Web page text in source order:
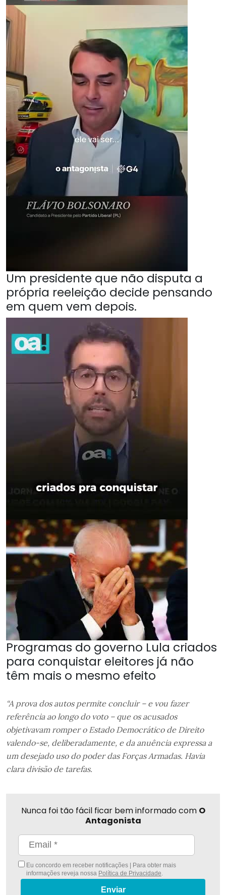
Um presidente que não disputa a
própria reeleição decide pensando
em quem vem depois.
Programas do governo Lula criados
para conquistar eleitores já não
têm mais o mesmo efeito
“A prova dos autos permite concluir – e vou fazer
referência ao longo do voto – que os acusados
objetivavam romper o Estado Democrático de Direito
valendo-se, deliberadamente, e da anuência expressa a
um desejado uso do poder das Forças Armadas. Havia
clara divisão de tarefas.
Nunca foi tão fácil ficar bem informado com O
Antagonista
Eu concordo em receber notificações | Para obter mais
informações reveja nossa Política de Privacidade
Enviar